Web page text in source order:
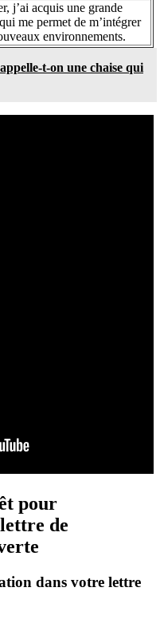
j’ai acquis une grande
me permet de m’intégrer
environnements.
t-on une chaise qui
pour
de
dans votre lettre